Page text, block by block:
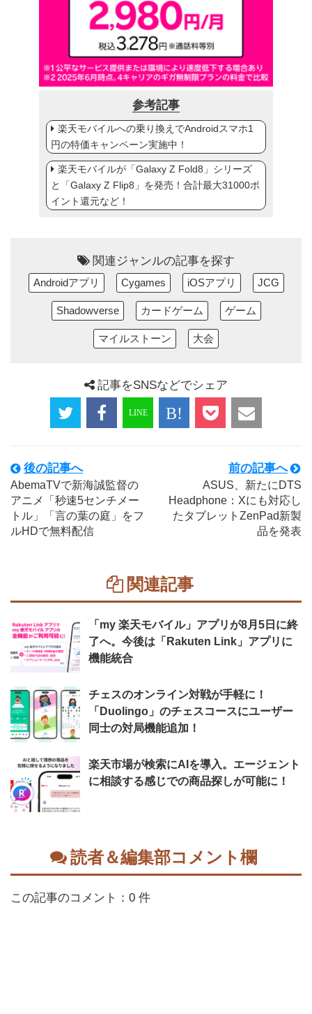
参考記事
楽天モバイルへの乗り換えでAndroidスマホ1
円の特価キャンペーン実施中！
楽天モバイルが「Galaxy Z Fold8」シリーズ
と「Galaxy Z Flip8」を発売！合計最大31000ポ
イント還元など！
関連ジャンルの記事を探す
Androidアプリ Cygames iOSアプリ JCG
Shadowverse カードゲーム ゲーム
マイルストーン 大会
記事をSNSなどでシェア
後の記事へ
AbemaTVで新海誠監督の
アニメ「秒速5センチメー
トル」「言の葉の庭」をフ
ルHDで無料配信
前の記事へ
ASUS、新たにDTS
Headphone：Xにも対応し
たタブレットZenPad新製
品を発表
関連記事
「my 楽天モバイル」アプリが8月5日に終
了へ。今後は「Rakuten Link」アプリに
機能統合
チェスのオンライン対戦が手軽に！
「Duolingo」のチェスコースにユーザー
同士の対局機能追加！
楽天市場が検索にAIを導入。エージェント
に相談する感じでの商品探しが可能に！
読者＆編集部コメント欄
この記事のコメント：0 件